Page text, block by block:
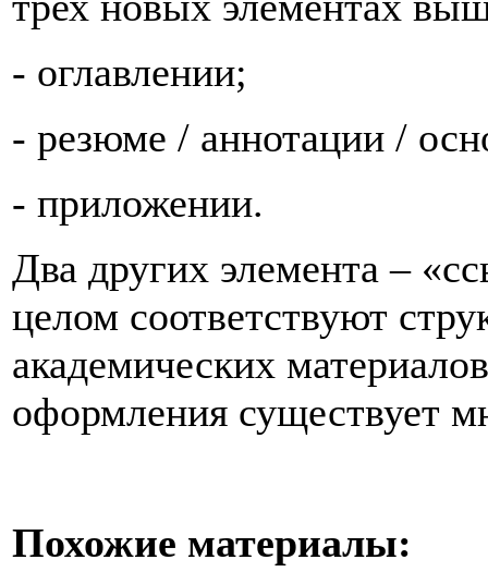
- оглавлении;
- резюме / аннотации /
- приложении.
Два других элемента –
целом соответствуют
академических
оформления существует
Похожие материалы: